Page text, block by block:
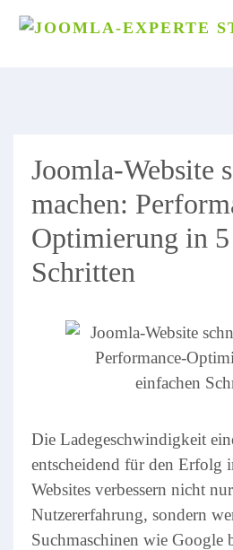
Joomla-Website
machen:
Optimierung in
Schritten
Die Ladegeschwindigkeit
entscheidend für den Erfolg
Websites verbessern nicht
Nutzererfahrung, sondern
Suchmaschinen wie Google